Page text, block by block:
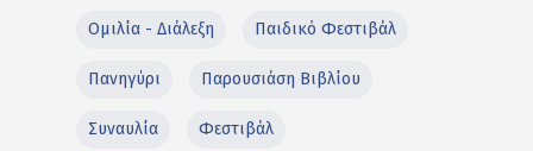
Ομιλία - Διάλεξη Παιδικό Φεστιβάλ
Πανηγύρι Παρουσιάση Βιβλίου
Συναυλία Φεστιβάλ